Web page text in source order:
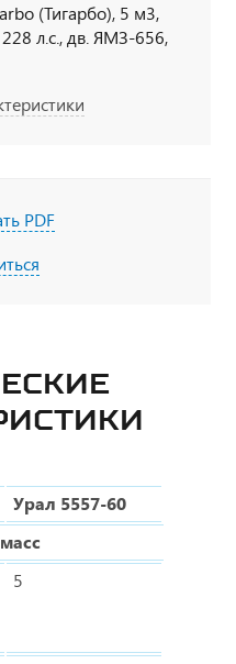
(Тигарбо), 5 м3,
л.с., дв. ЯМЗ-656,
PDF
Урал 5557-60
5